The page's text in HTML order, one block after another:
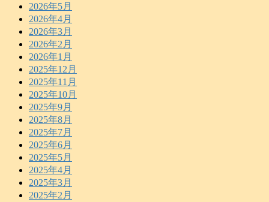
2026年5月
2026年4月
2026年3月
2026年2月
2026年1月
2025年12月
2025年11月
2025年10月
2025年9月
2025年8月
2025年7月
2025年6月
2025年5月
2025年4月
2025年3月
2025年2月